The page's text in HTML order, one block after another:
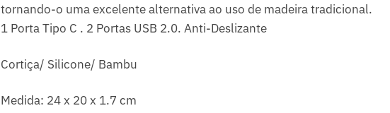
tornando-o uma excelente alternativa ao uso de madeira tradicional.
1 Porta Tipo C . 2 Portas USB 2.0. Anti-Deslizante
Cortiça/ Silicone/ Bambu
Medida: 24 x 20 x 1.7 cm